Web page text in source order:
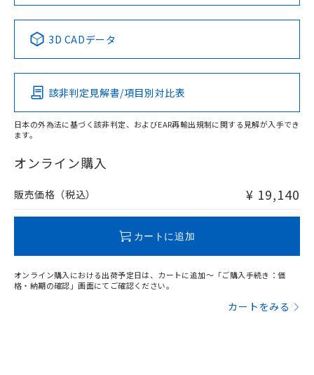
鉄材
l: 0mm以上、φd: 18mm以上、D: 0mm以上、m: 20mm以
アルミ材
l: 12mm以上、φd: 80mm以上、D: 12mm以上、m: 20mm
検出領域
Pb Hg Cd Cr(VI)
O
在庫等で未対応品が混在する可能性があります。
問い合わせください。
No No No No
この製品の規格認証/適合状況ページへ
その他の認証はこちらのページからご検索ください
3D CADデータ
該非判定見解書/項目別対比表
日本の外為法に基づく該非判定、およびEAR再輸出規制に関する見解が入手でき
ます。
オンライン購入
販売価格（税込） ¥ 19,140
カートに追加
オンライン購入における出荷予定日は、カートに追加～「ご購入手続き：価
格・納期の確認」画面にてご確認ください。
カートをみる